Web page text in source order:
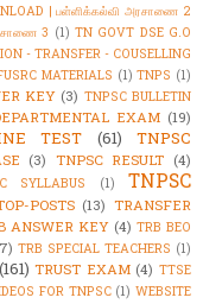
| பள்ளிக்கல்வி அரசாணை 2
3 (1) TN GOVT DSE G.O
- TRANSFER - COUSELLING
MATERIALS (1) TNPS (1)
KEY (3) TNPSC BULLETIN
EXAM (19)
TEST (61)
TNPSC
(3) TNPSC RESULT (4)
SYLLABUS (1)
TNPSC
POSTS (13) TRANSFER
ANSWER KEY (4) TRB BEO
TRB SPECIAL TEACHERS (1)
(161) TRUST EXAM (4) TTSE
FOR TNPSC (1) WEBSITE